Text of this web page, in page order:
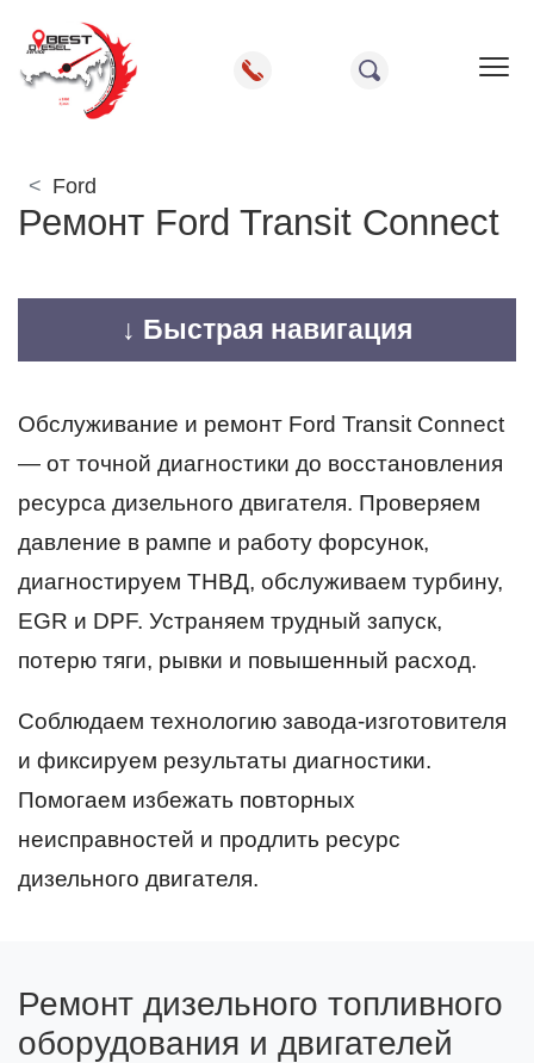
Ford
Ремонт Ford Transit Connect
↓ Быстрая навигация
Обслуживание и ремонт Ford Transit Connect
— от точной диагностики до восстановления
ресурса дизельного двигателя. Проверяем
давление в рампе и работу форсунок,
диагностируем ТНВД, обслуживаем турбину,
EGR и DPF. Устраняем трудный запуск,
потерю тяги, рывки и повышенный расход.
Соблюдаем технологию завода-изготовителя
и фиксируем результаты диагностики.
Помогаем избежать повторных
неисправностей и продлить ресурс
дизельного двигателя.
Ремонт дизельного топливного
оборудования и двигателей